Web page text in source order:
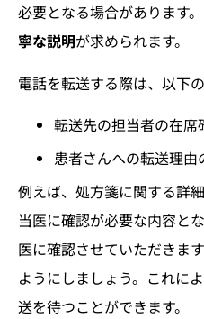
必要となる場合があります。
寧な説明が求められます。
電話を転送する際は、以下
転送先の担当者の在席
患者さんへの転送理由
例えば、処方箋に関する詳
当医に確認が必要な内容と
医に確認させていただきま
ようにしましょう。これに
送を待つことができます。